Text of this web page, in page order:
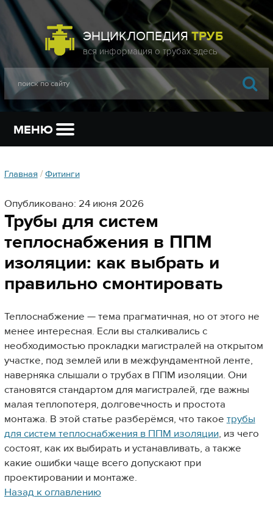
ЭНЦИКЛОПЕДИЯТРУБ
МЕНЮ
Главная /Фитинги
Опубликовано: 24 июня 2026
Трубы для систем
теплоснабжения в ППМ
изоляции: как выбрать и
правильно смонтировать
Теплоснабжение — тема прагматичная, но от этого не
менее интересная. Если вы сталкивались с
необходимостью прокладки магистралей на открытом
участке, под землей или в межфундаментной ленте,
наверняка слышали о трубах в ППМ изоляции. Они
становятся стандартом для магистралей, где важны
малая теплопотеря, долговечность и простота
монтажа. В этой статье разберёмся, что такое трубы
для систем теплоснабжения в ППМ изоляции, из чего
состоят, как их выбирать и устанавливать, а также
какие ошибки чаще всего допускают при
проектировании и монтаже.
Назад к оглавлению